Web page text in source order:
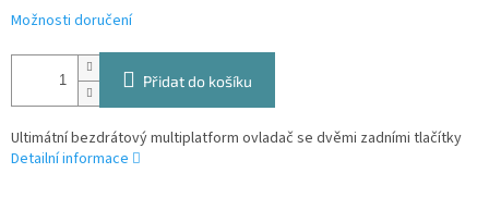
Možnosti doručení
Přidat do košíku
Ultimátní bezdrátový multiplatform ovladač se dvěmi zadními tlačítky
Detailní informace